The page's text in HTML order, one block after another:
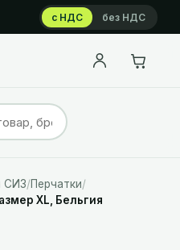
с НДС без НДС
СИЗ/Перчатки/
XL, Бельгия